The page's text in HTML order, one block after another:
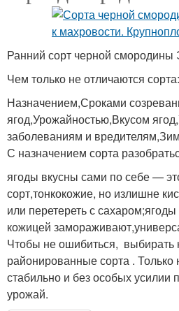
Ранний сорт черной смородины
Чем только не отличаются сорта:
Назначением,Сроками
ягод,Урожайностью,Вкусом
заболеваниям и
С назначением сорта
ягоды вкусны сами по себе —
сорт,тонкокожие, но излишне
или перетереть с
кожицей
Чтобы не ошибиться, выбирать
районированные сорта . Только
стабильно и без особых усилии
урожай.